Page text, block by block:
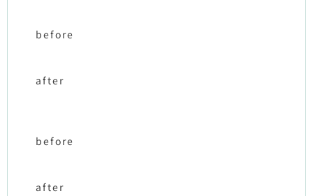
before
after
before
after